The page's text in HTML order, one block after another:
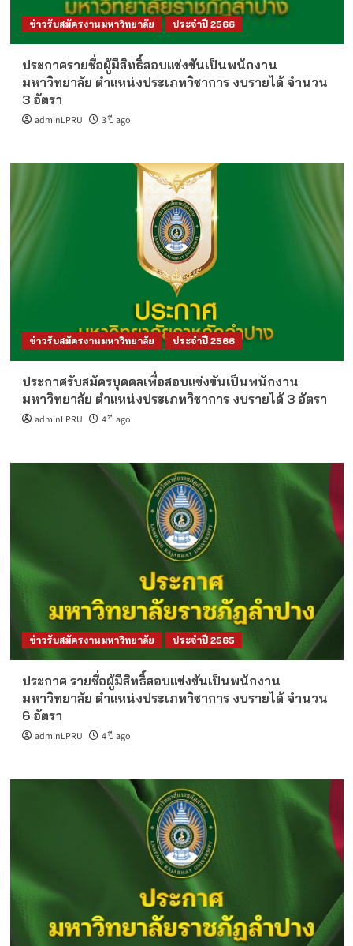
ข่าวรับสมัครงานมหาวิทยาลัย ประจำปี 2566
ประกาศรายชื่อผู้มีสิทธิ์สอบแข่งขันเป็นพนักงาน
มหาวิทยาลัย ตำแหน่งประเภทวิชาการ งบรายได้ จำนวน
3 อัตรา
adminLPRU 3 ปี ago
ข่าวรับสมัครงานมหาวิทยาลัย ประจำปี 2566
ประกาศรับสมัครบุคคลเพื่อสอบแข่งขันเป็นพนักงาน
มหาวิทยาลัย ตำแหน่งประเภทวิชาการ งบรายได้ 3 อัตรา
adminLPRU 4 ปี ago
ข่าวรับสมัครงานมหาวิทยาลัย ประจำปี 2565
ประกาศ รายชื่อผู้มีสิทธิ์สอบแข่งขันเป็นพนักงาน
มหาวิทยาลัย ตำแหน่งประเภทวิชาการ งบรายได้ จำนวน
6 อัตรา
adminLPRU 4 ปี ago